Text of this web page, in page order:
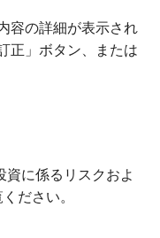
容の詳細が表示され
正」ボタン、または
資に係るリスクおよ
ください。